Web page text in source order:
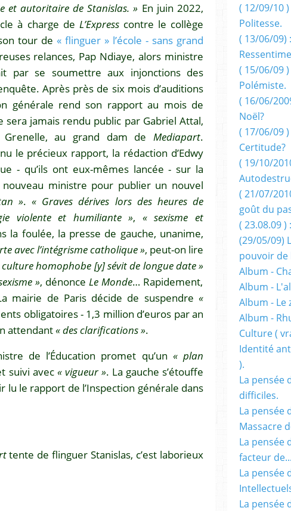
et autoritaire de Stanislas. » En juin 2022,
à charge de L’Expresscontre le collège
tour de « flinguer » l’école - sans grand
relances, Pap Ndiaye, alors ministre
par se soumettre aux injonctions des
Après près de six mois d’auditions
générale rend son rapport au mois de
jamais rendu public par Gabriel Attal,
au grand dam de Mediapart.
le précieux rapport, la rédaction d’Edwy
- qu’ils ont eux-mêmes lancée - sur la
ministre pour publier un nouvel
».« Graves dérives lors des heures de
violente et humiliante », « sexisme et
la foulée, la presse de gauche, unanime,
avec l’intégrisme catholique », peut-on lire
culture homophobe [y] sévit de longue date »
», dénonce Le Monde… Rapidement,
mairie de Paris décide de suspendre «
obligatoires - 1,3 million d’euros par an
attendant« des clarifications ».
de l’Éducation promet qu’un « plan
suivi avec « vigueur ». La gauche s’étouffe
lu le rapport de l’Inspection générale dans
tente de flinguer Stanislas, c’est laborieux
( 12/09/10
Politesse.
( 13/06/09)
( 15/06/09
Polémiste.
( 16/06/
Noël?
( 17/06/09
Certitude?
( 19/10/
( 21/07/
goût du
( 23.08.09 )
(29/05/09)
pouvoir de
Album -
Album -
Album - Le
Album -
Culture (
Identité
).
La pensée
difficiles.
La pensée
Massacre
La pensée
facteur
La pensée
La pensée